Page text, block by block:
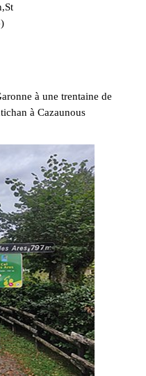
à une trentaine de
à Cazaunous